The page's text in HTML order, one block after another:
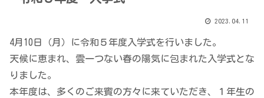
2023.04.11
4月10日（月）に令和５年度入学式を行いました。
天候に恵まれ、雲一つない春の陽気に包まれた入学式とな
りました。
本年度は、多くのご来賓の方々に来ていただき、１年生の